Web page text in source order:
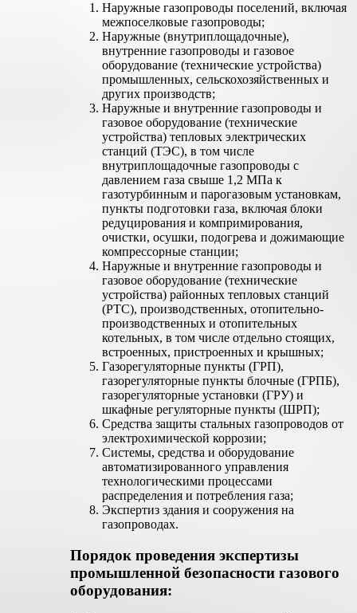
Наружные газопроводы поселений, включая
межпоселковые газопроводы;
Наружные (внутриплощадочные),
внутренние газопроводы и газовое
оборудование (технические устройства)
промышленных, сельскохозяйственных и
других производств;
Наружные и внутренние газопроводы и
газовое оборудование (технические
устройства) тепловых электрических
станций (ТЭС), в том числе
внутриплощадочные газопроводы с
давлением газа свыше 1,2 МПа к
газотурбинным и парогазовым установкам,
пункты подготовки газа, включая блоки
редуцирования и компримирования,
очистки, осушки, подогрева и дожимающие
компрессорные станции;
Наружные и внутренние газопроводы и
газовое оборудование (технические
устройства) районных тепловых станций
(РТС), производственных, отопительно-
производственных и отопительных
котельных, в том числе отдельно стоящих,
встроенных, пристроенных и крышных;
Газорегуляторные пункты (ГРП),
газорегуляторные пункты блочные (ГРПБ),
газорегуляторные установки (ГРУ) и
шкафные регуляторные пункты (ШРП);
Средства защиты стальных газопроводов от
электрохимической коррозии;
Системы, средства и оборудование
автоматизированного управления
технологическими процессами
распределения и потребления газа;
Экспертиз здания и сооружения на
газопроводах.
Порядок проведения экспертизы
промышленной безопасности газового
оборудования: